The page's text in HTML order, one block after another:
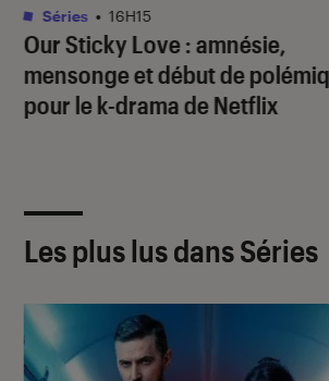
Our Sticky Love: amnésie,
mensonge et début de
pour le k-drama de Netflix
Séries • 16H15
Les plus lus dans Séries